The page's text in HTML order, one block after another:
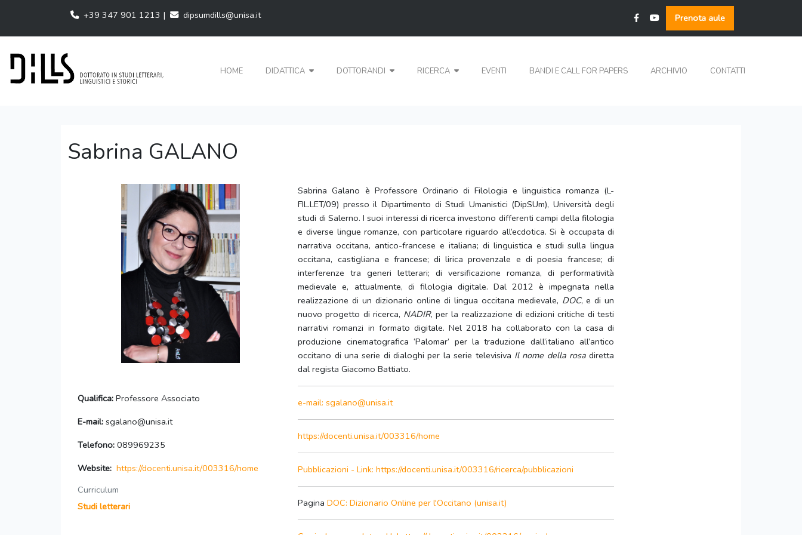
+39 347 901 1213 | dipsumdills@unisa.it Prenota aule
HOME DIDATTICA DOTTORANDI RICERCA EVENTI BANDI E CALL FOR PAPERS ARCHIVIO CONTATTI
Sabrina GALANO
Qualifica: Professore Associato
E-mail: sgalano@unisa.it
Telefono: 089969235
Website: https://docenti.unisa.it/003316/home
Curriculum
Studi letterari
Sabrina Galano è Professore Ordinario di Filologia e linguistica romanza (L-
FIL.LET/09) presso il Dipartimento di Studi Umanistici (DipSUm), Università degli
studi di Salerno. I suoi interessi di ricerca investono differenti campi della filologia
e diverse lingue romanze, con particolare riguardo all’ecdotica. Si è occupata di
narrativa occitana, antico-francese e italiana; di linguistica e studi sulla lingua
occitana, castigliana e francese; di lirica provenzale e di poesia francese; di
interferenze tra generi letterari; di versificazione romanza, di performatività
medievale e, attualmente, di filologia digitale. Dal 2012 è impegnata nella
realizzazione di un dizionario online di lingua occitana medievale, DOC, e di un
nuovo progetto di ricerca, NADIR, per la realizzazione di edizioni critiche di testi
narrativi romanzi in formato digitale. Nel 2018 ha collaborato con la casa di
produzione cinematografica ‘Palomar’ per la traduzione dall’italiano all’antico
occitano di una serie di dialoghi per la serie televisiva Il nome della rosadiretta
dal regista Giacomo Battiato.
e-mail: sgalano@unisa.it
https://docenti.unisa.it/003316/home
Pubblicazioni - Link: https://docenti.unisa.it/003316/ricerca/pubblicazioni
PaginaDOC: Dizionario Online per l'Occitano (unisa.it)